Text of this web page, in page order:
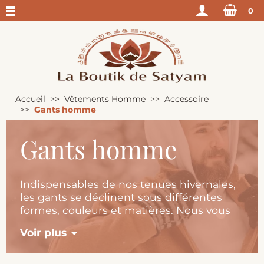
0
Accueil Vêtements Homme
Accessoire
Gants homme
Gants homme
Indispensables de nos tenues hivernales,
les gants se déclinent sous différentes
formes, couleurs et matières. Nous vous
proposons dans notre sélection des
mitaines, moufles et gants pour homme
pour s'adapter à votre style et à vos
Voir plus